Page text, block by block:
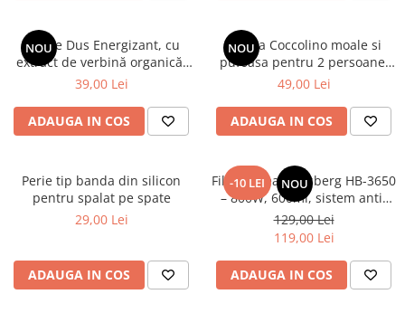
NOU
Gel de Dus Energizant, cu
extract de verbină organică,
1000 ml
39,00 Lei
ADAUGA IN COS
NOU
Patura Coccolino moale si
pufoasa pentru 2 persoane,
200X230 cm, Maro deschis
49,00 Lei
ADAUGA IN COS
Perie tip banda din silicon
pentru spalat pe spate
29,00 Lei
ADAUGA IN COS
-10 LEI NOU
Filtru cafea Hausberg HB-3650
– 800W, 600ml, sistem anti-
picurare, negru
129,00 Lei
119,00 Lei
ADAUGA IN COS